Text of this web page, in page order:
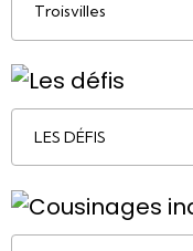
Troisvilles
LES DÉFIS